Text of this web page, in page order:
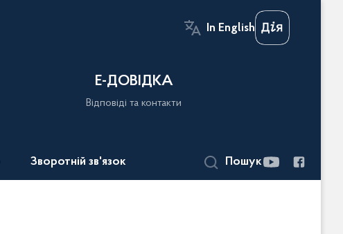
In English
Е-ДОВІДКА
Відповіді та контакти
Зворотній зв'язок Пошук